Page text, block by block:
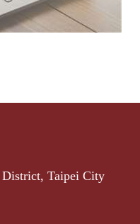
District, Taipei City